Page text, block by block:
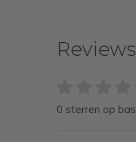
Reviews
0 sterren op